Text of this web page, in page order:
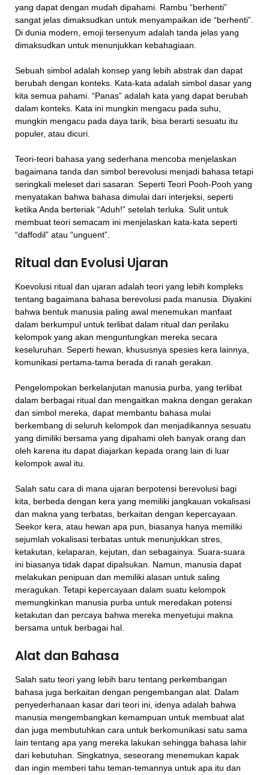
yang dapat dengan mudah dipahami. Rambu “berhenti”
sangat jelas dimaksudkan untuk menyampaikan ide “berhenti”.
Di dunia modern, emoji tersenyum adalah tanda jelas yang
dimaksudkan untuk menunjukkan kebahagiaan.
Sebuah simbol adalah konsep yang lebih abstrak dan dapat
berubah dengan konteks. Kata-kata adalah simbol dasar yang
kita semua pahami. “Panas” adalah kata yang dapat berubah
dalam konteks. Kata ini mungkin mengacu pada suhu,
mungkin mengacu pada daya tarik, bisa berarti sesuatu itu
populer, atau dicuri.
Teori-teori bahasa yang sederhana mencoba menjelaskan
bagaimana tanda dan simbol berevolusi menjadi bahasa tetapi
seringkali meleset dari sasaran. Seperti Teori Pooh-Pooh yang
menyatakan bahwa bahasa dimulai dari interjeksi, seperti
ketika Anda berteriak “Aduh!” setelah terluka. Sulit untuk
membuat teori semacam ini menjelaskan kata-kata seperti
“daffodil” atau “unguent”.
Ritual dan Evolusi Ujaran
Koevolusi ritual dan ujaran adalah teori yang lebih kompleks
tentang bagaimana bahasa berevolusi pada manusia. Diyakini
bahwa bentuk manusia paling awal menemukan manfaat
dalam berkumpul untuk terlibat dalam ritual dan perilaku
kelompok yang akan menguntungkan mereka secara
keseluruhan. Seperti hewan, khususnya spesies kera lainnya,
komunikasi pertama-tama berada di ranah gerakan.
Pengelompokan berkelanjutan manusia purba, yang terlibat
dalam berbagai ritual dan mengaitkan makna dengan gerakan
dan simbol mereka, dapat membantu bahasa mulai
berkembang di seluruh kelompok dan menjadikannya sesuatu
yang dimiliki bersama yang dipahami oleh banyak orang dan
oleh karena itu dapat diajarkan kepada orang lain di luar
kelompok awal itu.
Salah satu cara di mana ujaran berpotensi berevolusi bagi
kita, berbeda dengan kera yang memiliki jangkauan vokalisasi
dan makna yang terbatas, berkaitan dengan kepercayaan.
Seekor kera, atau hewan apa pun, biasanya hanya memiliki
sejumlah vokalisasi terbatas untuk menunjukkan stres,
ketakutan, kelaparan, kejutan, dan sebagainya. Suara-suara
ini biasanya tidak dapat dipalsukan. Namun, manusia dapat
melakukan penipuan dan memiliki alasan untuk saling
meragukan. Tetapi kepercayaan dalam suatu kelompok
memungkinkan manusia purba untuk meredakan potensi
ketakutan dan percaya bahwa mereka menyetujui makna
bersama untuk berbagai hal.
Alat dan Bahasa
Salah satu teori yang lebih baru tentang perkembangan
bahasa juga berkaitan dengan pengembangan alat. Dalam
penyederhanaan kasar dari teori ini, idenya adalah bahwa
manusia mengembangkan kemampuan untuk membuat alat
dan juga membutuhkan cara untuk berkomunikasi satu sama
lain tentang apa yang mereka lakukan sehingga bahasa lahir
dari kebutuhan. Singkatnya, seseorang menemukan kapak
dan ingin memberi tahu teman-temannya untuk apa itu dan